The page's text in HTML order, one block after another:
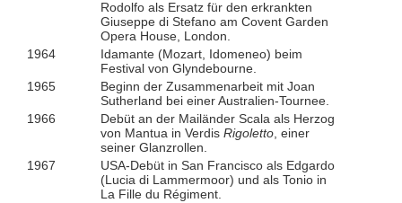
Rodolfo als Ersatz für den erkrankten
Giuseppe di Stefano am Covent Garden
Opera House, London.
1964
Idamante (Mozart, Idomeneo) beim
Festival von Glyndebourne.
1965
Beginn der Zusammenarbeit mit Joan
Sutherland bei einer Australien-Tournee.
1966
Debüt an der Mailänder Scala als Herzog
von Mantua in Verdis Rigoletto, einer
seiner Glanzrollen.
1967
USA-Debüt in San Francisco als Edgardo
(Lucia di Lammermoor) und als Tonio in
La Fille du Régiment.